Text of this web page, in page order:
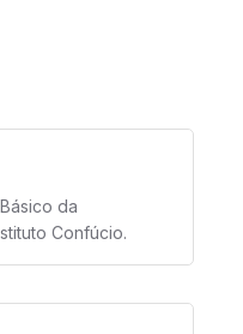
da
Confúcio.